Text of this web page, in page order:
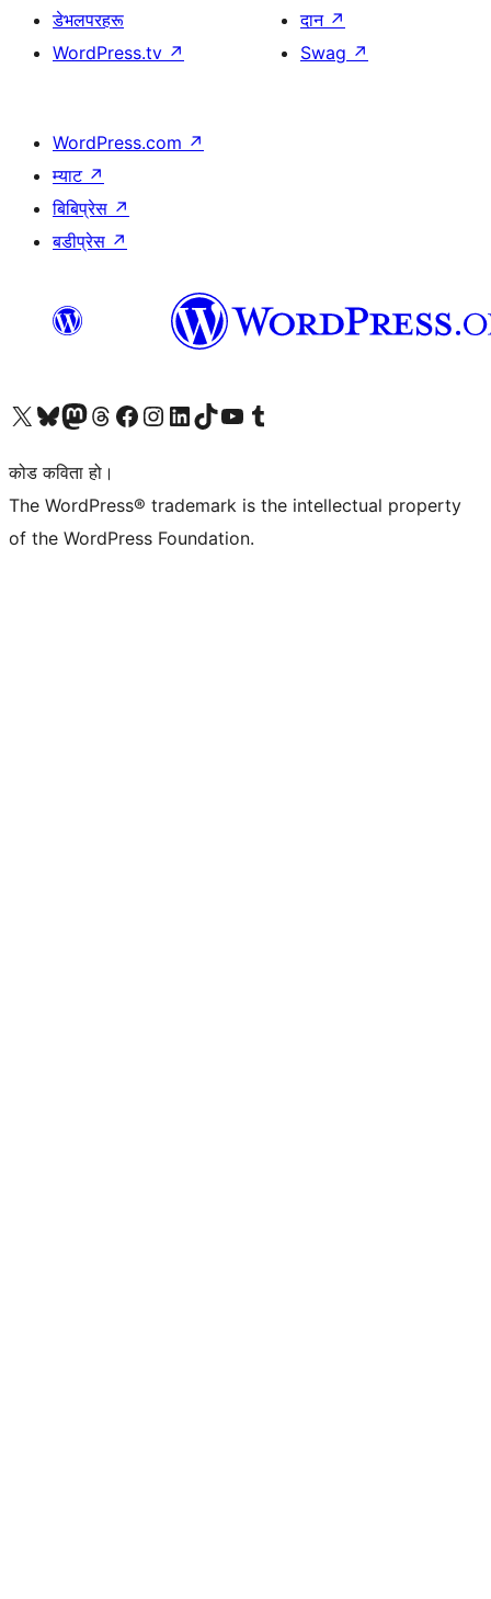
डेभलपरहरू
WordPress.tv ↗
दान ↗
Swag ↗
WordPress.com ↗
म्याट ↗
बिबिप्रेस ↗
बडीप्रेस ↗
हाम्रो X (पहिले ट्विटर) खातामा जानुहोस्
हाम्रो Bluesky खाता भ्रमण गर्नुहोस्
हाम्रो म्यास्टोडन खाता भ्रमण गर्नुहोस्
हाम्रो थ्रेड्स खातामा जानुहोस्
हाम्रो फेसबुक पेजमा जानुहोस्
हाम्रो इन्स्टाग्राम खातामा जानुहोस्
हाम्रो लिङ्क्डइन खातामा जानुहोस्
हाम्रो TikTok खाता भ्रमण गर्नुहोस्
हाम्रो युट्युब च्यानलमा जानुहोस्
हाम्रो टम्बलर खाता भ्रमण गर्नुहोस्
कोड कविता हो।
The WordPress® trademark is the intellectual property
of the WordPress Foundation.